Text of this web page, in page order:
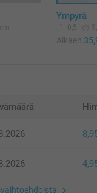
Ympyrä
0,5
Alkaen